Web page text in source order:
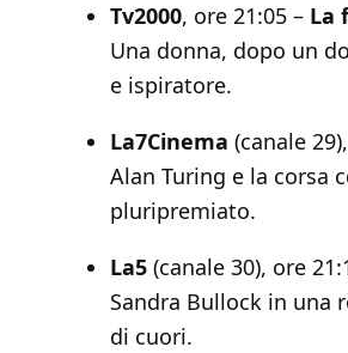
Tv2000, ore 21:05 – La
Una donna, dopo un
e ispiratore.
La7Cinema (canale
Alan Turing e la corsa
pluripremiato.
La5 (canale 30), ore
Sandra Bullock in una
di cuori.